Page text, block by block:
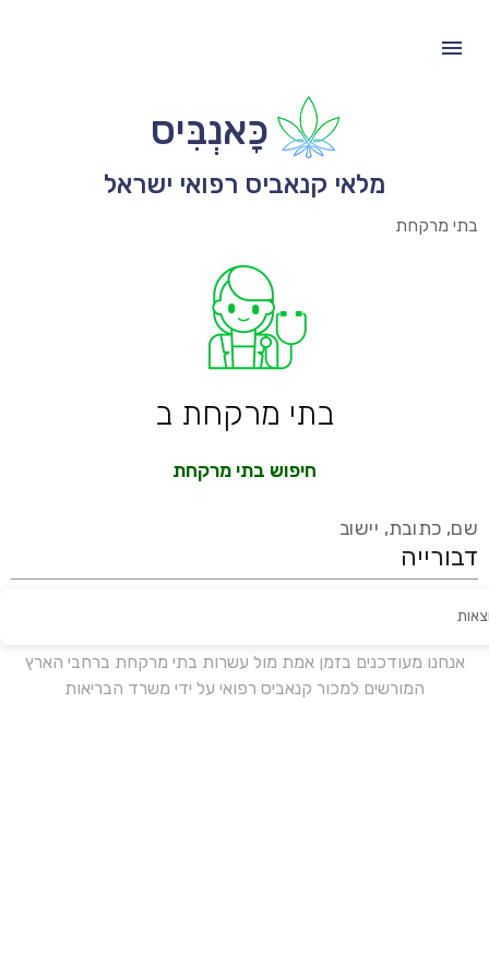
כָּאנְבִּיס
מלאי קנאביס רפואי ישראל
בתי מרקחת
בתי מרקחת ב
חיפוש בתי מרקחת
שם, כתובת, יישוב
אנחנו מעודכנים בזמן אמת מול עשרות בתי מרקחת ברחבי הארץ
המורשים למכור קנאביס רפואי על ידי משרד הבריאות